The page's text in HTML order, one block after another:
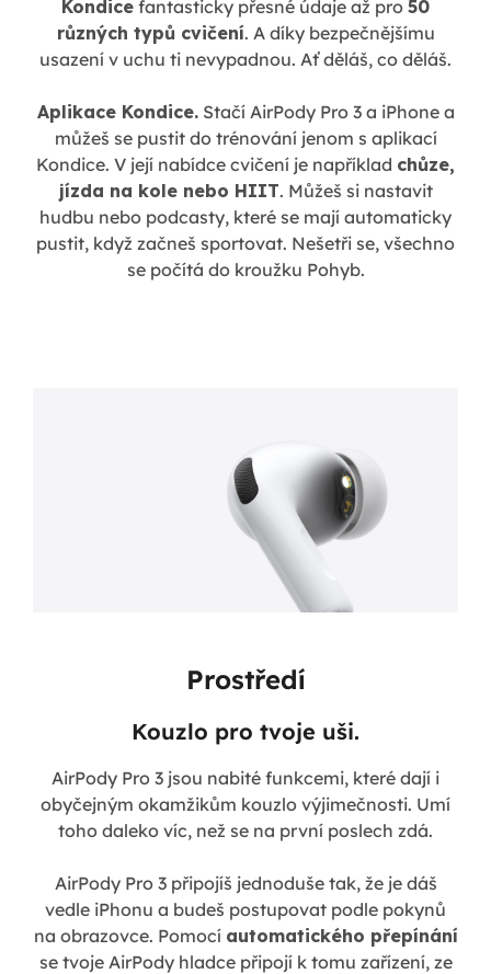
Kondice fantasticky přesné údaje až pro 50
různých typů cvičení. A díky bezpečnějšímu
usazení v uchu ti nevypadnou. Ať děláš, co děláš.
Aplikace Kondice.Stačí AirPody Pro 3 a iPhone a
můžeš se pustit do trénování jenom s aplikací
Kondice. V její nabídce cvičení je například chůze,
jízda na kole nebo HIIT. Můžeš si nastavit
hudbu nebo podcasty, které se mají automaticky
pustit, když začneš sportovat. Nešetři se, všechno
se počítá do kroužku Pohyb.
Prostředí
Kouzlo pro tvoje uši.
AirPody Pro 3 jsou nabité funkcemi, které dají i
obyčejným okamžikům kouzlo výjimečnosti. Umí
toho daleko víc, než se na první poslech zdá.
AirPody Pro 3 připojíš jednoduše tak, že je dáš
vedle iPhonu a budeš postupovat podle pokynů
na obrazovce. Pomocí automatického přepínání
se tvoje AirPody hladce připojí k tomu zařízení, ze